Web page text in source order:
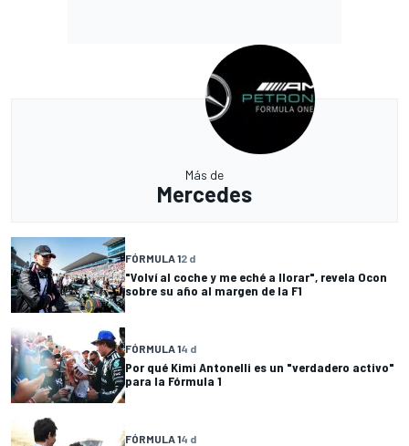
Más de
Mercedes
FÓRMULA 12 d
"Volví al coche y me eché a llorar", revela Ocon
sobre su año al margen de la F1
FÓRMULA 14 d
Por qué Kimi Antonelli es un "verdadero activo"
para la Fórmula 1
FÓRMULA 14 d